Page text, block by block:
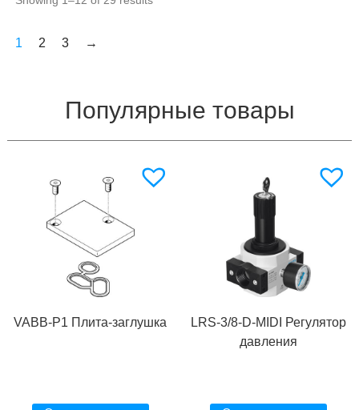
1 2 3 →
Популярные товары
VABB-P1 Плита-заглушка
LRS-3/8-D-MIDI Регулятор
давления